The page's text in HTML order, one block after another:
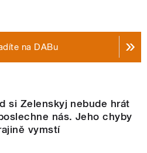
na DABu
si Zelenskyj nebude hrát
nás. Jeho chyby
vymstí